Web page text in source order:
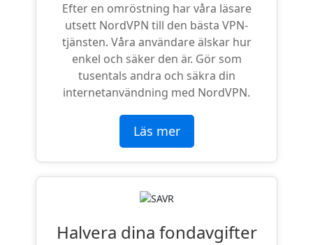
Efter en omröstning har våra läsare
utsett NordVPN till den bästa VPN-
tjänsten. Våra användare älskar hur
enkel och säker den är. Gör som
tusentals andra och säkra din
internetanvändning med NordVPN.
Läs mer
Halvera dina fondavgifter